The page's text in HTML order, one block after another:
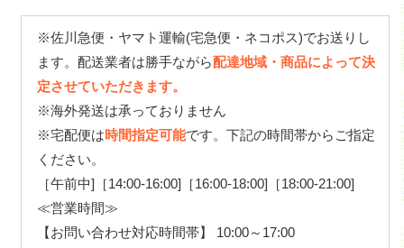
※佐川急便・ヤマト運輸(宅急便・ネコポス)でお送りし
ます。配送業者は勝手ながら配達地域・商品によって決
定させていただきます。
※海外発送は承っておりません
※宅配便は時間指定可能です。下記の時間帯からご指定
ください。
［午前中]［14:00-16:00]［16:00-18:00]［18:00-21:00]
≪営業時間≫
【お問い合わせ対応時間帯】 10:00～17:00